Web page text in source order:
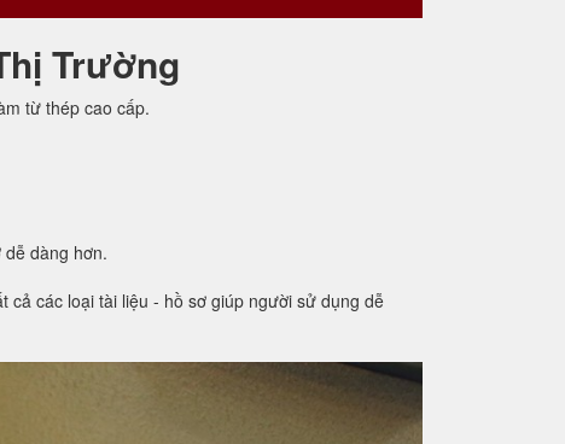
Trường
từ thép cao cấp.
dàng hơn.
các loại tài liệu - hồ sơ giúp người sử dụng dễ